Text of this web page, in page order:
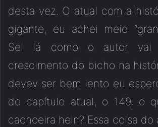
desta vez. O atual com a
gigante, eu achei meio
Sei lá como o autor vai
crescimento do bicho na
devev ser bem lento eu
do capítulo atual, o 149, o
cachoeira hein? Essa coisa